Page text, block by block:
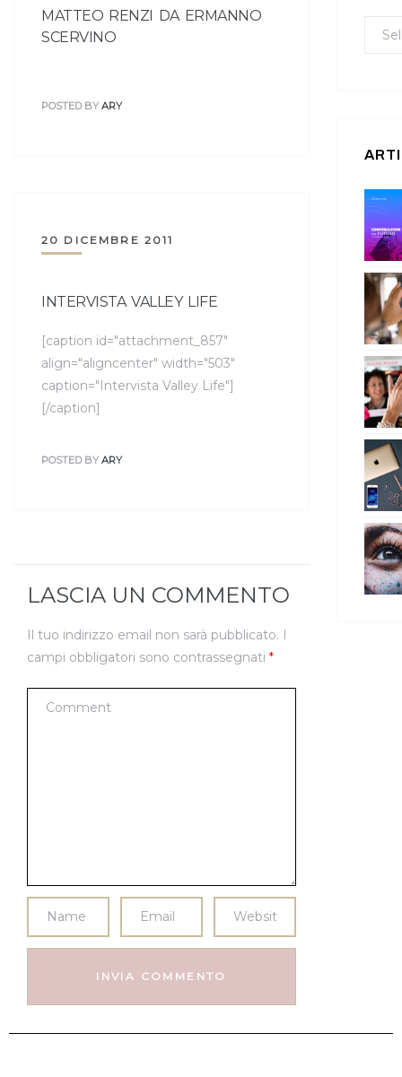
MATTEO RENZI DA ERMANNO
SCERVINO
POSTED BY ARY
20 DICEMBRE 2011
INTERVISTA VALLEY LIFE
[caption id="attachment_857"
align="aligncenter" width="503"
caption="Intervista Valley Life"]
[/caption]
POSTED BY ARY
LASCIA UN COMMENTO
Il tuo indirizzo email non sarà pubblicato. I
campi obbligatori sono contrassegnati *